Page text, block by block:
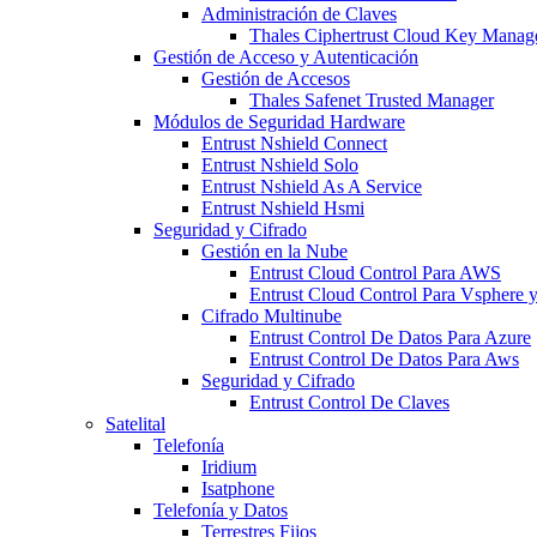
Administración de Claves
Thales Ciphertrust Cloud Key
Gestión de Acceso y Autenticación
Gestión de Accesos
Thales Safenet Trusted Manager
Módulos de Seguridad Hardware
Entrust Nshield Connect
Entrust Nshield Solo
Entrust Nshield As A Service
Entrust Nshield Hsmi
Seguridad y Cifrado
Gestión en la Nube
Entrust Cloud Control Para AWS
Entrust Cloud Control Para Vsphere
Cifrado Multinube
Entrust Control De Datos Para Azure
Entrust Control De Datos Para Aws
Seguridad y Cifrado
Entrust Control De Claves
Satelital
Telefonía
Iridium
Isatphone
Telefonía y Datos
Terrestres Fijos